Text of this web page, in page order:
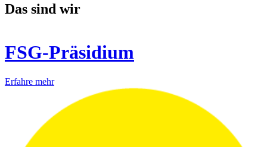
Das sind wir
FSG-Präsidium
Erfahre mehr